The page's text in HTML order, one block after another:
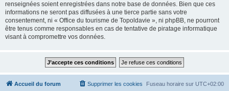
renseignées soient enregistrées dans notre base de données. Bien que ces
informations ne seront pas diffusées à une tierce partie sans votre
consentement, ni « Office du tourisme de Topoldavie », ni phpBB, ne pourront
être tenus comme responsables en cas de tentative de piratage informatique
visant à compromettre vos données.
Accueil du forum Fuseau horaire sur UTC+02:00
Supprimer les cookies